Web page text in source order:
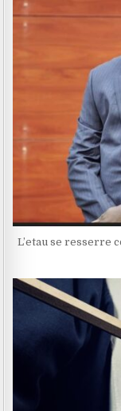
L’etau se resserre